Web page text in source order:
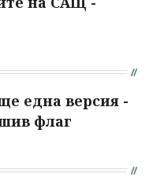
една версия -
флаг